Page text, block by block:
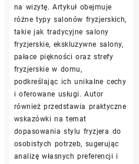
na wizytę. Artykuł obejmuje
różne typy salonów fryzjerskich,
takie jak tradycyjne salony
fryzjerskie, ekskluzywne salony,
pałace piękności oraz strefy
fryzjerskie w domu,
podkreślając ich unikalne cechy
i oferowane usługi. Autor
również przedstawia praktyczne
wskazówki na temat
dopasowania stylu fryzjera do
osobistych potrzeb, sugerując
analizę własnych preferencji i